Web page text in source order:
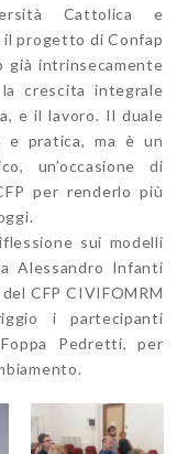
Cattolica e
progetto di Confap
già intrinsecamente
crescita integrale
e il lavoro. Il duale
e pratica, ma è un
un’occasione di
per renderlo più
sui modelli
Alessandro Infanti
CFP CIVIFOMRM
i partecipanti
Pedretti, per